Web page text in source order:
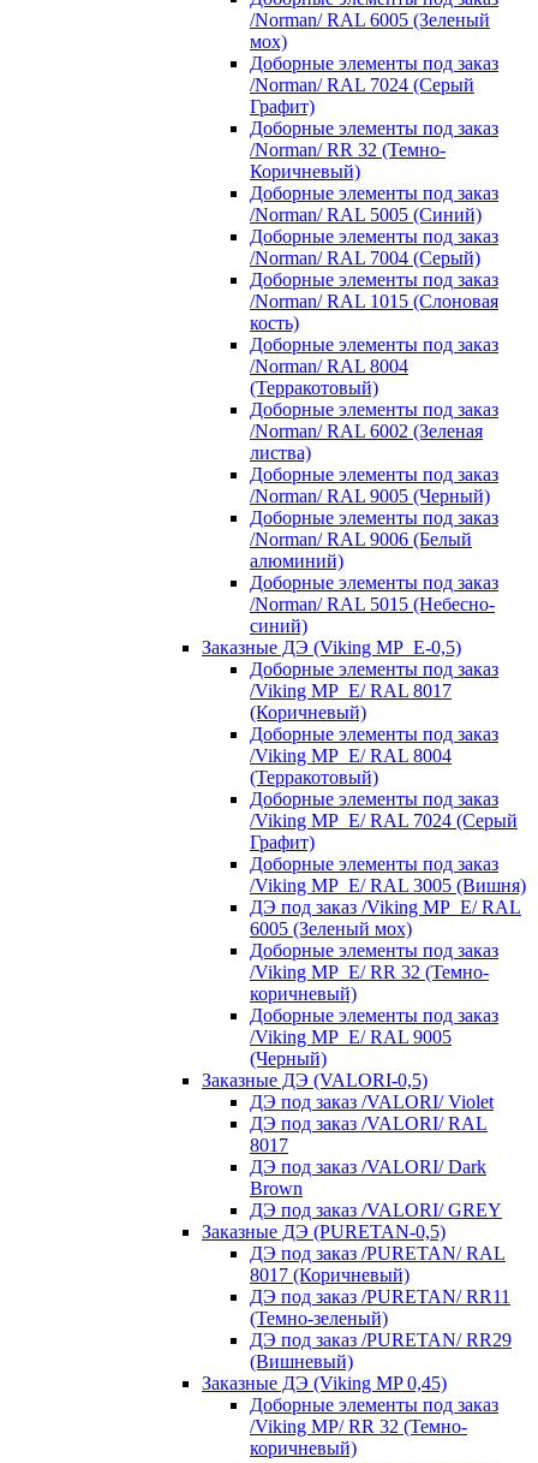
/Norman/ RAL 6005 (Зеленый
мох)
Доборные элементы под заказ
/Norman/ RAL 7024 (Серый
Графит)
Доборные элементы под заказ
/Norman/ RR 32 (Темно-
Коричневый)
Доборные элементы под заказ
/Norman/ RAL 5005 (Синий)
Доборные элементы под заказ
/Norman/ RAL 7004 (Серый)
Доборные элементы под заказ
/Norman/ RAL 1015 (Слоновая
кость)
Доборные элементы под заказ
/Norman/ RAL 8004
(Терракотовый)
Доборные элементы под заказ
/Norman/ RAL 6002 (Зеленая
листва)
Доборные элементы под заказ
/Norman/ RAL 9005 (Черный)
Доборные элементы под заказ
/Norman/ RAL 9006 (Белый
алюминий)
Доборные элементы под заказ
/Norman/ RAL 5015 (Небесно-
синий)
Заказные ДЭ (Viking MP_E-0,5)
Доборные элементы под заказ
/Viking MP_E/ RAL 8017
(Коричневый)
Доборные элементы под заказ
/Viking MP_E/ RAL 8004
(Терракотовый)
Доборные элементы под заказ
/Viking MP_E/ RAL 7024 (Серый
Графит)
Доборные элементы под заказ
/Viking MP_E/ RAL 3005 (Вишня)
ДЭ под заказ /Viking MP_E/ RAL
6005 (Зеленый мох)
Доборные элементы под заказ
/Viking MP_E/ RR 32 (Темно-
коричневый)
Доборные элементы под заказ
/Viking MP_E/ RAL 9005
(Черный)
Заказные ДЭ (VALORI-0,5)
ДЭ под заказ /VALORI/ Violet
ДЭ под заказ /VALORI/ RAL
8017
ДЭ под заказ /VALORI/ Dark
Brown
ДЭ под заказ /VALORI/ GREY
Заказные ДЭ (PURETAN-0,5)
ДЭ под заказ /PURETAN/ RAL
8017 (Коричневый)
ДЭ под заказ /PURETAN/ RR11
(Темно-зеленый)
ДЭ под заказ /PURETAN/ RR29
(Вишневый)
Заказные ДЭ (Viking MP 0,45)
Доборные элементы под заказ
/Viking MP/ RR 32 (Темно-
коричневый)